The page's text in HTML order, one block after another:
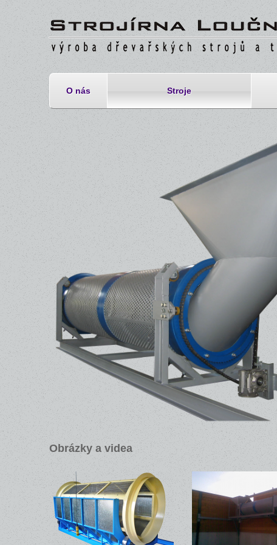
O nás Stroje
Obrázky a videa